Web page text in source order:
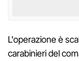
L'operazione è
carabinieri del